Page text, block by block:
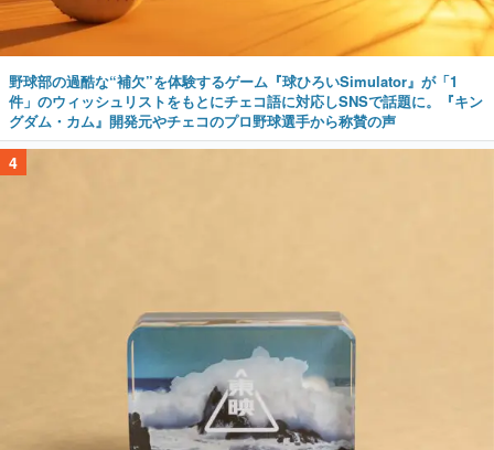
野球部の過酷な“補欠”を体験するゲーム『球ひろいSimulator』が「1
件」のウィッシュリストをもとにチェコ語に対応しSNSで話題に。『キン
グダム・カム』開発元やチェコのプロ野球選手から称賛の声
4